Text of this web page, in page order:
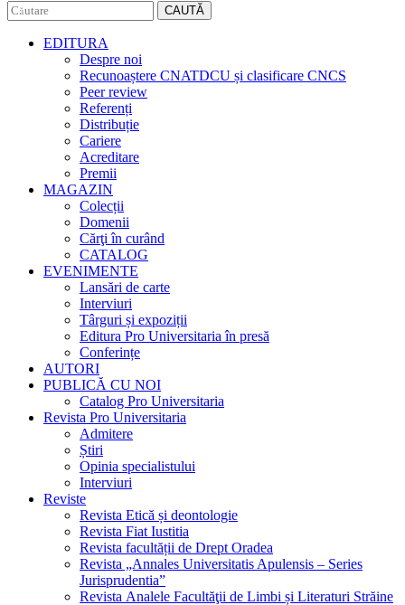
CAUTĂ
EDITURA
Despre noi
Recunoaștere CNATDCU și clasificare CNCS
Peer review
Referenți
Distribuție
Cariere
Acreditare
Premii
MAGAZIN
Colecții
Domenii
Cărţi în curând
CATALOG
EVENIMENTE
Lansări de carte
Interviuri
Târguri și expoziții
Editura Pro Universitaria în presă
Conferințe
AUTORI
PUBLICĂ CU NOI
Catalog Pro Universitaria
Revista Pro Universitaria
Admitere
Știri
Opinia specialistului
Interviuri
Reviste
Revista Etică și deontologie
Revista Fiat Iustitia
Revista facultății de Drept Oradea
Revista „Annales Universitatis Apulensis – Series
Jurisprudentia”
Revista Analele Facultăţii de Limbi și Literaturi Străine